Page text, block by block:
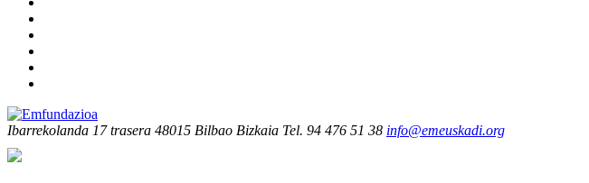
Ibarrekolanda 17 trasera 48015 Bilbao Bizkaia Tel. 94 476 51 38 info@emeuskadi.org